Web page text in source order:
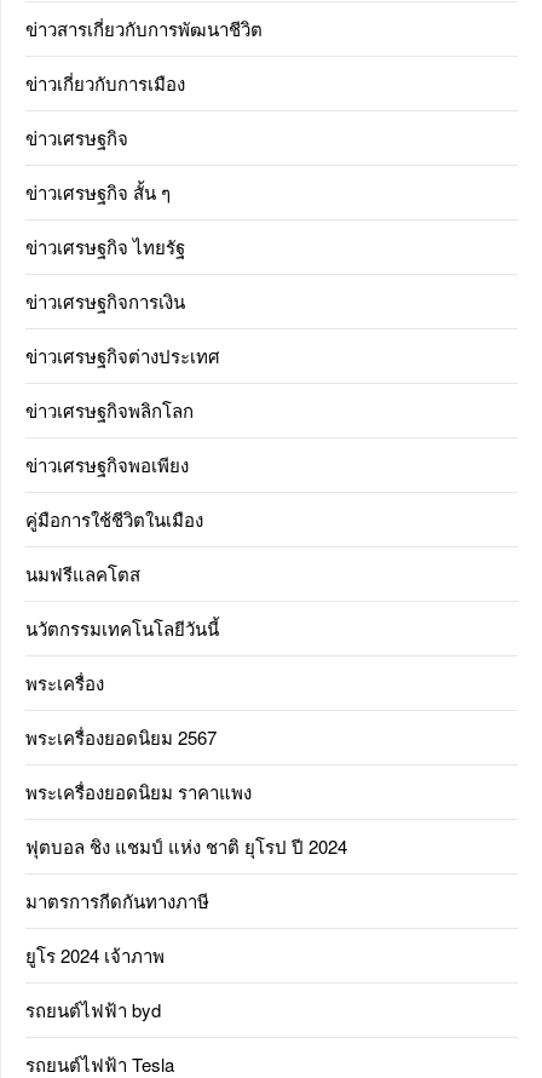
ข่าวสารเกี่ยวกับการพัฒนาชีวิต
ข่าวเกี่ยวกับการเมือง
ข่าวเศรษฐกิจ
ข่าวเศรษฐกิจ สั้น ๆ
ข่าวเศรษฐกิจ ไทยรัฐ
ข่าวเศรษฐกิจการเงิน
ข่าวเศรษฐกิจต่างประเทศ
ข่าวเศรษฐกิจพลิกโลก
ข่าวเศรษฐกิจพอเพียง
คู่มือการใช้ชีวิตในเมือง
นมฟรีแลคโตส
นวัตกรรมเทคโนโลยีวันนี้
พระเครื่อง
พระเครื่องยอดนิยม 2567
พระเครื่องยอดนิยม ราคาแพง
ฟุตบอล ชิง แชมป์ แห่ง ชาติ ยุโรป ปี 2024
มาตรการกีดกันทางภาษี
ยูโร 2024 เจ้าภาพ
รถยนต์ไฟฟ้า byd
รถยนต์ไฟฟ้า Tesla